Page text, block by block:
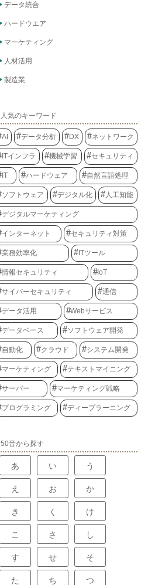
データ統合
ハードウエア
マーケティング
人材活用
製造業
人気のキーワード
AI データ分析 DX ネットワーク
ITインフラ 機械学習 セキュリティ
IT ハードウェア 自然言語処理
ソフトウェア デジタル化 人工知能
デジタルマーケティング
インターネット セキュリティ対策
業務効率化 ITツール
情報セキュリティ IoT
サイバーセキュリティ 通信
データ活用 Webサービス
データベース ソフトウェア開発
自動化 クラウド システム開発
マーケティング テキストマイニング
サーバー マーケティング戦略
プログラミング ディープラーニング
50音から探す
あ い う
え お か
き く け
こ さ し
す せ そ
た ち つ